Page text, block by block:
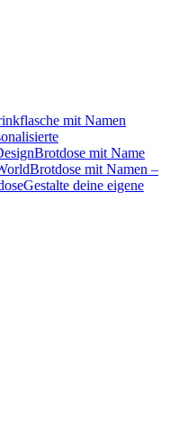
mit Namen
Brotdose mit Name
Brotdose mit Namen –
Gestalte deine eigene